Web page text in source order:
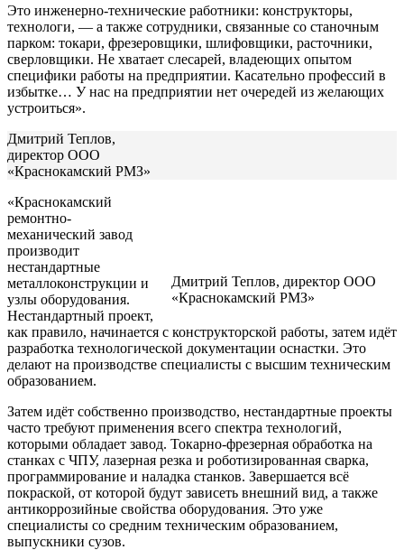
Это инженерно-технические работники: конструкторы,
технологи, — а также сотрудники, связанные со станочным
парком: токари, фрезеровщики, шлифовщики, расточники,
сверловщики. Не хватает слесарей, владеющих опытом
специфики работы на предприятии. Касательно профессий в
избытке… У нас на предприятии нет очередей из желающих
устроиться».
Дмитрий Теплов, директор ООО
«Краснокамский РМЗ»
Дмитрий Теплов,
директор ООО
«Краснокамский РМЗ»
«Краснокамский
ремонтно-
механический завод
производит
нестандартные
металлоконструкции и
узлы оборудования.
Нестандартный проект,
как правило, начинается с конструкторской работы, затем идёт
разработка технологической документации оснастки. Это
делают на производстве специалисты с высшим техническим
образованием.
Затем идёт собственно производство, нестандартные проекты
часто требуют применения всего спектра технологий,
которыми обладает завод. Токарно-фрезерная обработка на
станках с ЧПУ, лазерная резка и роботизированная сварка,
программирование и наладка станков. Завершается всё
покраской, от которой будут зависеть внешний вид, а также
антикоррозийные свойства оборудования. Это уже
специалисты со средним техническим образованием,
выпускники сузов.